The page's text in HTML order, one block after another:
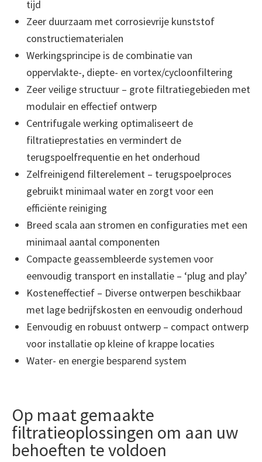
tijd
Zeer duurzaam met corrosievrije kunststof
constructiematerialen
Werkingsprincipe is de combinatie van
oppervlakte-, diepte- en vortex/cycloonfiltering
Zeer veilige structuur – grote filtratiegebieden met
modulair en effectief ontwerp
Centrifugale werking optimaliseert de
filtratieprestaties en vermindert de
terugspoelfrequentie en het onderhoud
Zelfreinigend filterelement – terugspoelproces
gebruikt minimaal water en zorgt voor een
efficiënte reiniging
Breed scala aan stromen en configuraties met een
minimaal aantal componenten
Compacte geassembleerde systemen voor
eenvoudig transport en installatie – ‘plug and play’
Kosteneffectief – Diverse ontwerpen beschikbaar
met lage bedrijfskosten en eenvoudig onderhoud
Eenvoudig en robuust ontwerp – compact ontwerp
voor installatie op kleine of krappe locaties
Water- en energie besparend system
Op maat gemaakte
filtratieoplossingen om aan uw
behoeften te voldoen